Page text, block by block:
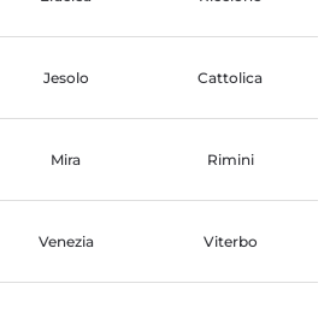
Jesolo Cattolica
Mira Rimini
Venezia Viterbo